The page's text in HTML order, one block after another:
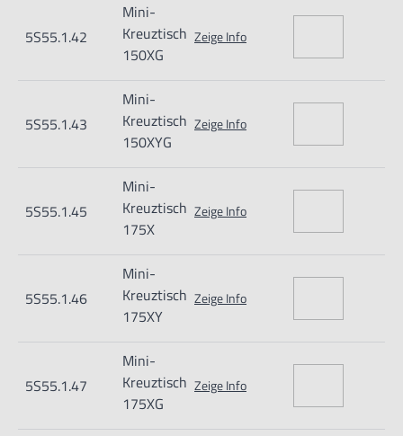
5S55.1.42
Mini-
Kreuztisch
150XG
Zeige Info
5S55.1.43
Mini-
Kreuztisch
150XYG
Zeige Info
5S55.1.45
Mini-
Kreuztisch
175X
Zeige Info
5S55.1.46
Mini-
Kreuztisch
175XY
Zeige Info
5S55.1.47
Mini-
Kreuztisch
175XG
Zeige Info